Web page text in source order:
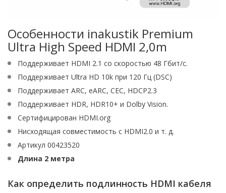
Особенности inakustik Premium
Ultra High Speed HDMI 2,0m
Поддерживает HDMI 2.1 со скоростью 48 Гбит/с.
Поддерживает Ultra HD 10k при 120 Гц (DSC)
Поддерживает ARC, eARC, CEC, HDCP2.3
Поддерживает HDR, HDR10+ и Dolby Vision.
Сертифицирован HDMI.org
Нисходящая совместимость с HDMI2.0 и т. д.
Артикул 00423520
Длина 2 метра
Как определить подлинность HDMI кабеля